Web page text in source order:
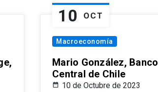
10 OCT
Macroeconomía
Mario González, Banco
Central de Chile
10 de Octubre de 2023